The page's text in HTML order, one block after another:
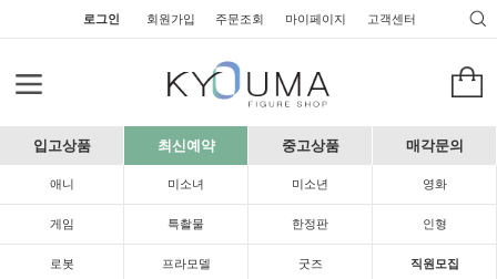
로그인 회원가입 주문조회 마이페이지 고객센터
입고상품 최신예약 중고상품 매각문의
애니 미소녀 미소년 영화
게임 특촬물 한정판 인형
로봇 프라모델 굿즈 직원모집